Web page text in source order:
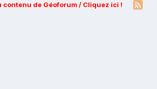
contenu de Géoforum / Cliquez ici !